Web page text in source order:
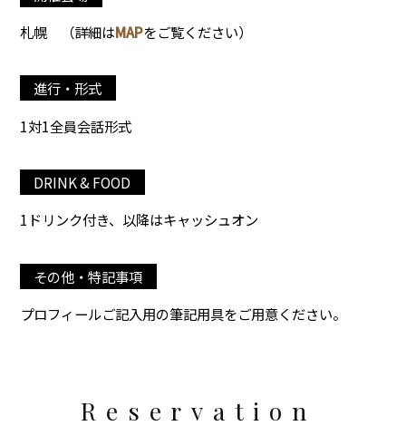
札幌
（詳細はMAPをご覧ください）
進行・形式
1対1全員会話形式
DRINK & FOOD
1ドリンク付き、以降はキャッシュオン
その他・特記事項
プロフィールご記入用の筆記用具をご用意ください。
Reservation